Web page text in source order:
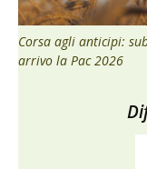
Corsa agli anticipi:
arrivo la Pac 2026